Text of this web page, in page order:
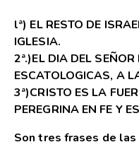
lª) EL RESTO DE
IGLESIA.
2ª.)EL DIA DEL
ESCATOLOGICAS, A
3ª)CRISTO ES LA
PEREGRINA EN FE Y
Son tres frases de